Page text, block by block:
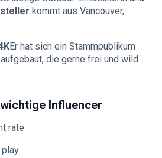
kommt aus Vancouver,
Er hat sich ein Stammpublikum
die gerne frei und wild
Influencer
rate
play